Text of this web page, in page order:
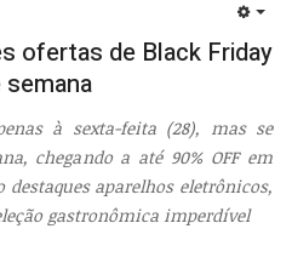
ofertas de Black Friday
à sexta-feita (28), mas se
chegando a até 90% OFF em
destaques aparelhos eletrônicos,
gastronômica imperdível